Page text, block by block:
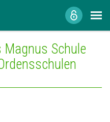
Schule